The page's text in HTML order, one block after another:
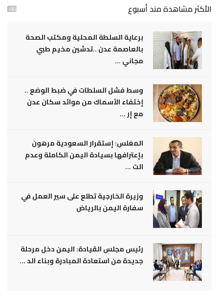
الأكثر مشاهدة مند أسبوع
برعاية السلطة المحلية ومكتب الصحة
بالعاصمة عدن ..تدشين مخيم طبي
مجاني ...
وسط فشل السلطات في ضبط الوضع ..
إختفاء الأسماك من موائد سكان عدن
مع إر ...
المغلس: إستقرار السعودية مرهون
بإعترافها بسيادة اليمن الكاملة وعدم
الت ...
وزيرة الخارجية تطلع على سير العمل في
سفارة اليمن بالرياض
رئيس مجلس القيادة: اليمن دخل مرحلة
جديدة من استعادة المبادرة وبناء الد ...